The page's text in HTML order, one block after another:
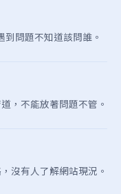
問題不知道該問誰。
，不能放著問題不管。
沒有人了解網站現況。